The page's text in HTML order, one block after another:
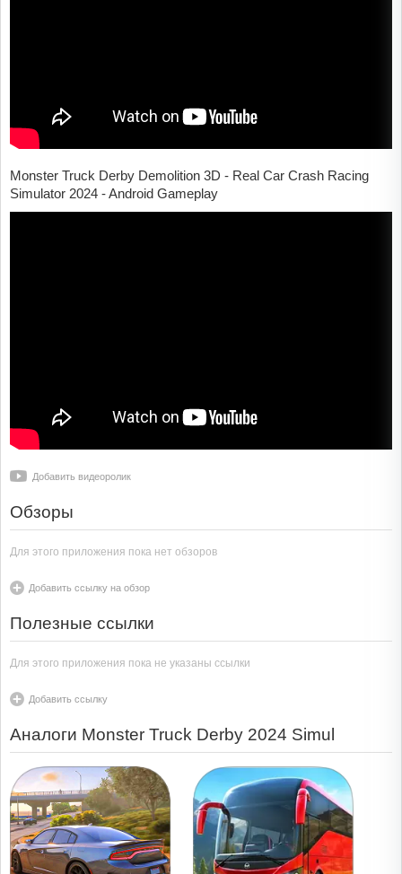
Monster Truck Derby Demolition 3D - Real Car Crash Racing
Simulator 2024 - Android Gameplay
Добавить видеоролик
Обзоры
Для этого приложения пока нет обзоров
Добавить ссылку на обзор
Полезные ссылки
Для этого приложения пока не указаны ссылки
Добавить ссылку
Аналоги Monster Truck Derby 2024 Simul